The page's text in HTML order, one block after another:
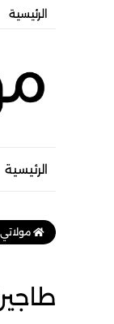
الرئيسية
الرئيسية